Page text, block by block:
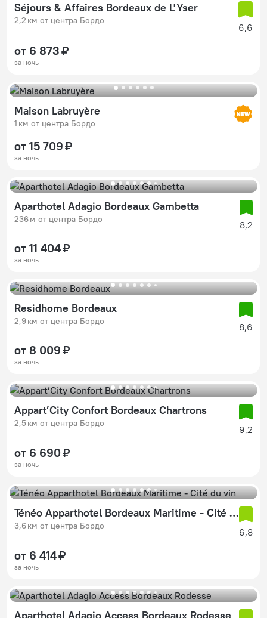
Séjours & Affaires Bordeaux de L'Yser
2,2 км от центра Бордо
6,6
от 6 873 ₽
за ночь
Maison Labruyère
1 км от центра Бордо
от 15 709 ₽
за ночь
Aparthotel Adagio Bordeaux Gambetta
236 м от центра Бордо 8,2
от 11 404 ₽
за ночь
Residhome Bordeaux
2,9 км от центра Бордо
8,6
от 8 009 ₽
за ночь
Appart’City Confort Bordeaux Chartrons
2,5 км от центра Бордо
9,2
от 6 690 ₽
за ночь
Ténéo Apparthotel Bordeaux Maritime - Cité du vin
3,6 км от центра Бордо
6,8
от 6 414 ₽
за ночь